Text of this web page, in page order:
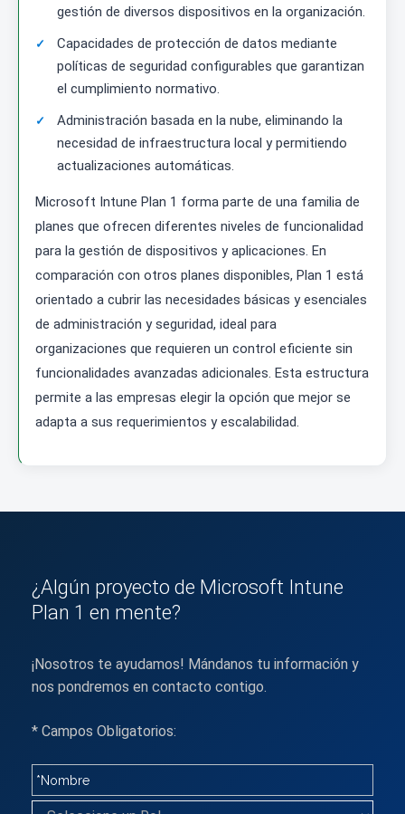
gestión de diversos dispositivos en la organización.
Capacidades de protección de datos mediante
políticas de seguridad configurables que garantizan
el cumplimiento normativo.
Administración basada en la nube, eliminando la
necesidad de infraestructura local y permitiendo
actualizaciones automáticas.
Microsoft Intune Plan 1 forma parte de una familia de
planes que ofrecen diferentes niveles de funcionalidad
para la gestión de dispositivos y aplicaciones. En
comparación con otros planes disponibles, Plan 1 está
orientado a cubrir las necesidades básicas y esenciales
de administración y seguridad, ideal para
organizaciones que requieren un control eficiente sin
funcionalidades avanzadas adicionales. Esta estructura
permite a las empresas elegir la opción que mejor se
adapta a sus requerimientos y escalabilidad.
¿Algún proyecto de Microsoft Intune
Plan 1 en mente?
¡Nosotros te ayudamos! Mándanos tu información y
nos pondremos en contacto contigo.
* Campos Obligatorios: